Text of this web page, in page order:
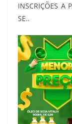
INSCRIÇÕES A
SE..